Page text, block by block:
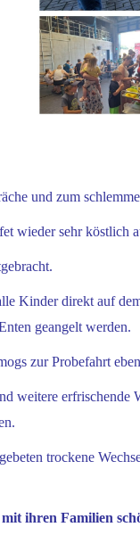
und zum
wieder sehr köstlich
Kinder direkt auf
geangelt werden.
zur Probefahrt
weitere
trockene
ihren Familien